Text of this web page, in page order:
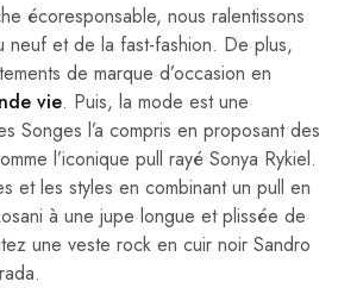
écoresponsable, nous ralentissons
neuf et de la fast-fashion. De plus,
de marque d’occasion en
vie. Puis, la mode est une
Songes l’a compris en proposant des
l’iconique pull rayé Sonya Rykiel.
et les styles en combinant un pull en
à une jupe longue et plissée de
une veste rock en cuir noir Sandro